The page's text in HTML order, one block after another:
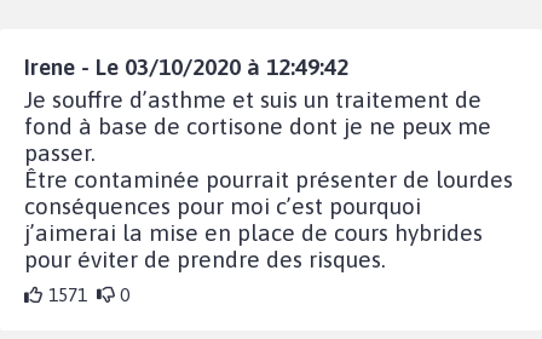
Irene - Le 03/10/2020 à 12:49:42
Je souffre d’asthme et suis un traitement de
fond à base de cortisone dont je ne peux me
passer.
Être contaminée pourrait présenter de lourdes
conséquences pour moi c’est pourquoi
j’aimerai la mise en place de cours hybrides
pour éviter de prendre des risques.
1571 0